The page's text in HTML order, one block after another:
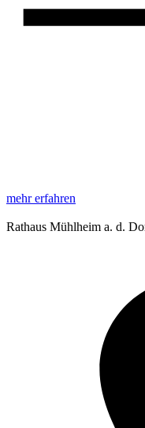
mehr erfahren
Rathaus Mühlheim a. d.